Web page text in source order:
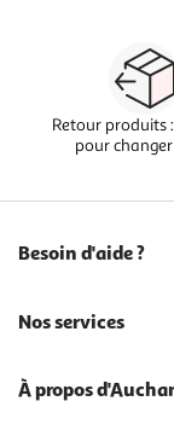
Retour produits
pour changer
Besoin d'aide ?
Nos services
À propos